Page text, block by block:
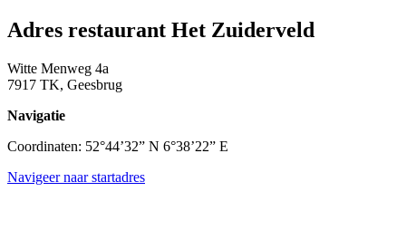
Adres restaurant Het Zuiderveld
Witte Menweg 4a
7917 TK, Geesbrug
Navigatie
Coordinaten: 52°44’32” N 6°38’22” E
Navigeer naar startadres